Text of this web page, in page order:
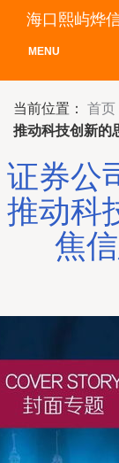
海口熙屿烨
MENU
当前位置： 首页
推动科技创新
证券公
推动科
焦